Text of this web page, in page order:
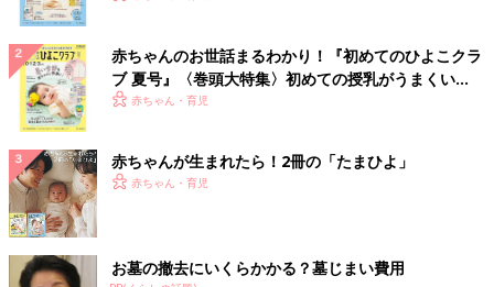
赤ちゃんのお世話まるわかり！『初めてのひよこクラ
ブ 夏号』〈巻頭大特集〉初めての授乳がうまくい
く！ おっぱい・ミルクの基本と夏のトラブル 解決テ
赤ちゃん・育児
赤ちゃんが生まれたら！2冊の「たまひよ」
赤ちゃん・育児
お墓の撤去にいくらかかる？墓じまい費用